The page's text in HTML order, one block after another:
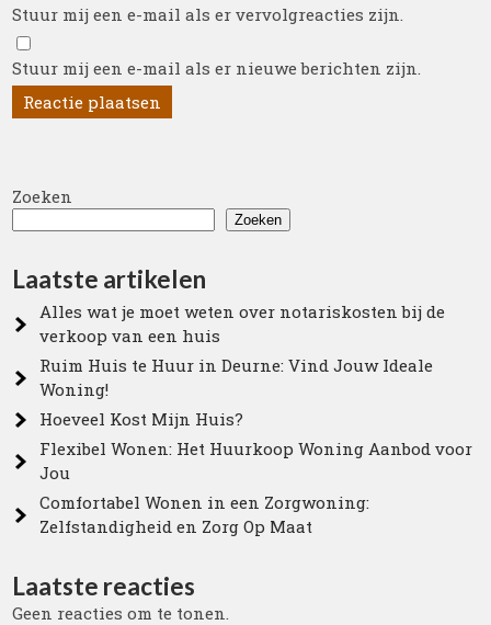
Stuur mij een e-mail als er vervolgreacties zijn.
Stuur mij een e-mail als er nieuwe berichten zijn.
Zoeken
Zoeken
Laatste artikelen
Alles wat je moet weten over notariskosten bij de
verkoop van een huis
Ruim Huis te Huur in Deurne: Vind Jouw Ideale
Woning!
Hoeveel Kost Mijn Huis?
Flexibel Wonen: Het Huurkoop Woning Aanbod voor
Jou
Comfortabel Wonen in een Zorgwoning:
Zelfstandigheid en Zorg Op Maat
Laatste reacties
Geen reacties om te tonen.